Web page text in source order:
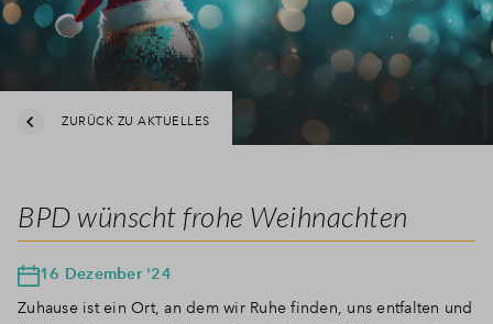
ZURÜCK ZU AKTUELLES
BPD wünscht frohe Weihnachten
16 Dezember '24
Zuhause ist ein Ort, an dem wir Ruhe finden, uns entfalten und